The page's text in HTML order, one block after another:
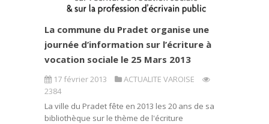
La commune du Pradet organise une
journée d’information sur l’écriture à
vocation sociale le 25 Mars 2013
17 février 2013
ACTUALITE VAROISE
2384
La ville du Pradet fête en 2013 les 20 ans de sa
bibliothèque sur le thème de l'écriture